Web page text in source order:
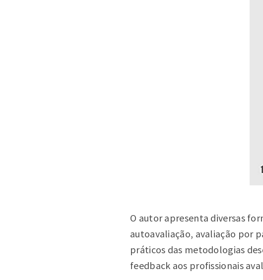
O autor apresenta diversas
autoavaliação, avaliação por
práticos das metodologias
feedback aos profissionais